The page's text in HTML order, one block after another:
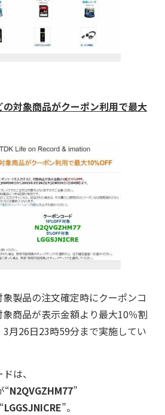
対象商品がクーポン利用で最大
製品の注文確定時にクーポンコ
商品が表示金額より最大10％割
月26日23時59分まで実施してい
は、
“N2QVGZHM77”
LGGSJNICRE”。